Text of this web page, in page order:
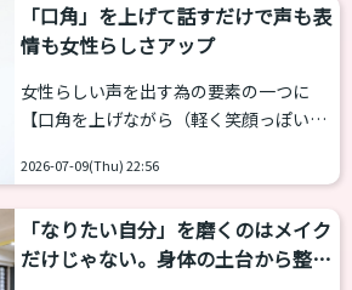
ケースをよく見ます。 解説します。 サイ
ズ感をキッチリしたもの、ピッタリした
や中性的な恰好をする場合、大事なのは
「ゆとり」です。だぼだぼっとしている
から可愛いのですね。 スキニーのように
体型がでるファッションは、男性骨格や
ま...
「口角」を上げて話すだけで声も表
情も女性らしさアップ
女性らしい声を出す為の要素の一つに
【口角を上げながら（軽く笑顔っぽい状
うか。 こんな簡単なコトで？って思うか
https://otomejuku.jp/media/7549/ 過
去にNAOもメイクのカテゴリにおいて笑
2026-07-09(Thu) 22:56
「なりたい自分」を磨くのはメイク
だけじゃない。身体の土台から整え